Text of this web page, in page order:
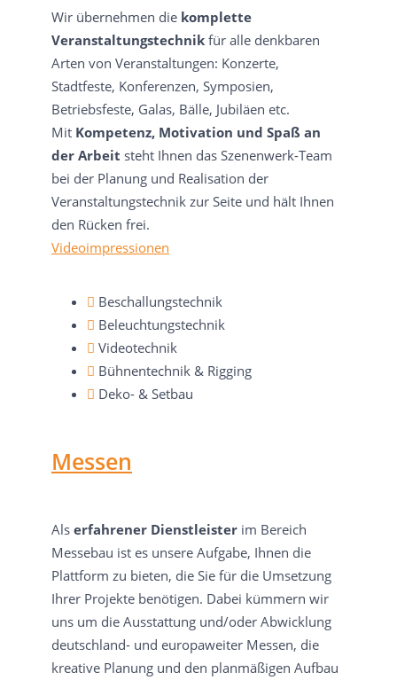
Wir übernehmen die komplette
Veranstaltungstechnik für alle denkbaren
Arten von Veranstaltungen: Konzerte,
Stadtfeste, Konferenzen, Symposien,
Betriebsfeste, Galas, Bälle, Jubiläen etc.
Mit Kompetenz, Motivation und Spaß an
der Arbeit steht Ihnen das Szenenwerk-Team
bei der Planung und Realisation der
Veranstaltungstechnik zur Seite und hält Ihnen
den Rücken frei.
Videoimpressionen
Beschallungstechnik
Beleuchtungstechnik
Videotechnik
Bühnentechnik & Rigging
Deko- & Setbau
Messen
Als erfahrener Dienstleister im Bereich
Messebau ist es unsere Aufgabe, Ihnen die
Plattform zu bieten, die Sie für die Umsetzung
Ihrer Projekte benötigen. Dabei kümmern wir
uns um die Ausstattung und/oder Abwicklung
deutschland- und europaweiter Messen, die
kreative Planung und den planmäßigen Aufbau